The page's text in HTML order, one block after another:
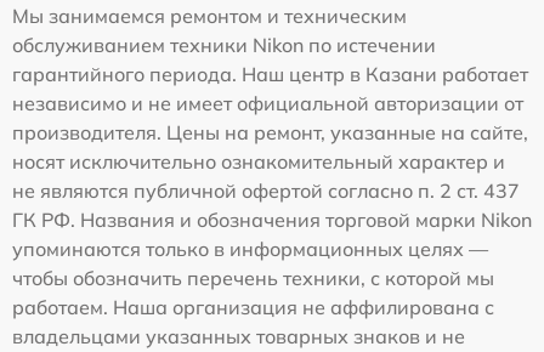
Мы занимаемся ремонтом и техническим
обслуживанием техники Nikon по истечении
гарантийного периода. Наш центр в Казани работает
независимо и не имеет официальной авторизации от
производителя. Цены на ремонт, указанные на сайте,
носят исключительно ознакомительный характер и
не являются публичной офертой согласно п. 2 ст. 437
ГК РФ. Названия и обозначения торговой марки Nikon
упоминаются только в информационных целях —
чтобы обозначить перечень техники, с которой мы
работаем. Наша организация не аффилирована с
владельцами указанных товарных знаков и не